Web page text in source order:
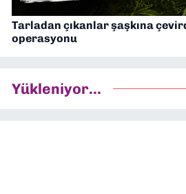
Tarladan çıkanlar şaşkına
operasyonu
Yükleniyor...